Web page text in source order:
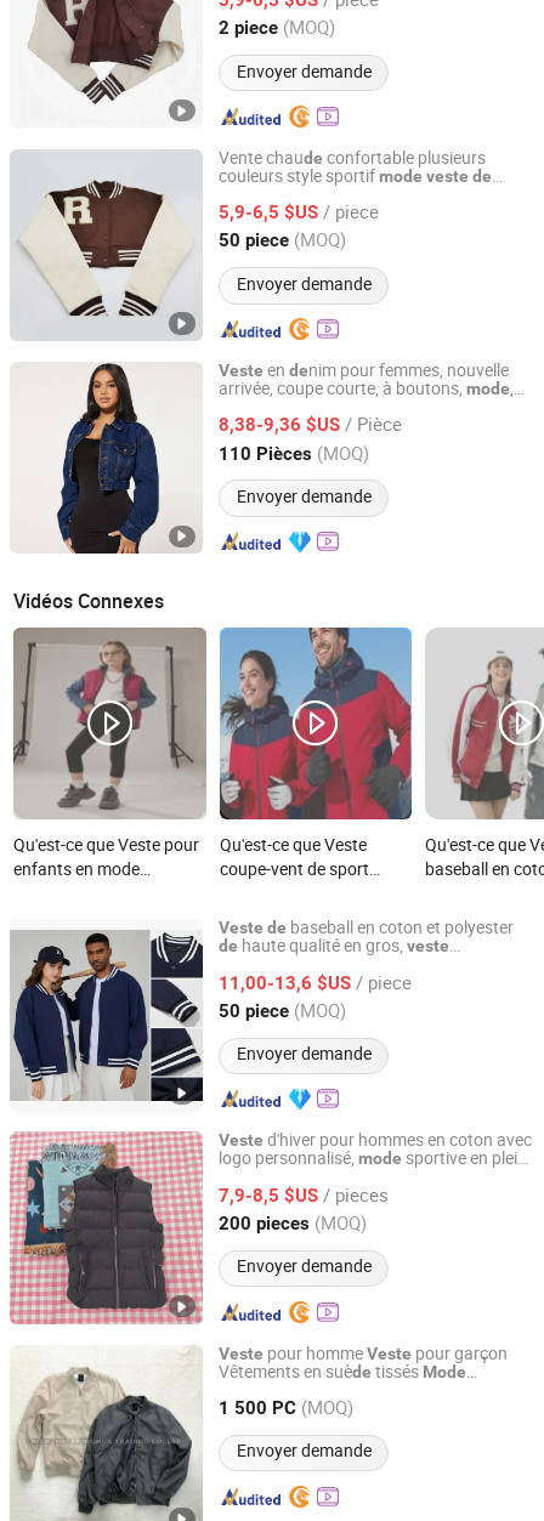
2 piece (MOQ)
Envoyer demande
Fujian, China Depuis 2025
Vente chaude confortable plusieurs
couleurs style sportifmode veste de
5,9-6,5 $US / piece
50 piece (MOQ)
Envoyer demande
Fuzhou Suoha Industry and Trade Co., Ltd.
Fujian, China Depuis 2025
Veste en denim pour femmes, nouvelle
arrivée, coupe courte, à boutons, mode,
8,38-9,36 $US / Pièce
110 Pièces (MOQ)
Envoyer demande
GOOD SELLER CO.,LTD
Zhejiang, China Depuis 2010
Vidéos Connexes
Qu'est-ce que Veste pour
enfants en mode
pour le sport
Qu'est-ce que Veste
coupe-vent de sport
hommes, style de mode,
vêtements
camping
Qu'est-ce que
baseball en
femmes avec
mode en gros
Veste de baseball en coton et polyester
de haute qualité en gros, veste
tendance
11,00-13,6 $US / piece
50 piece (MOQ)
Envoyer demande
Quanzhou Xinli Garments Co., Ltd.
Fujian, China Depuis 2012
Veste d'hiver pour hommes en coton avec
logo personnalisé, mode sportive en plein
7,9-8,5 $US / pieces
200 pieces (MOQ)
Envoyer demande
Fuzhou Suoha Industry and Trade Co., Ltd.
Fujian, China Depuis 2025
Veste pour hommeVeste pour garçon
Vêtements en suède tissés Mode
d'extérieur
1 500 PC (MOQ)
Envoyer demande
QUANZHOU LONGHUA TRADING CO., LTD.
Fujian, China Depuis 2020